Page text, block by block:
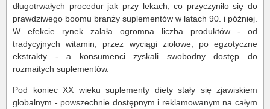
długotrwałych procedur jak przy lekach, co przyczyniło się do
prawdziwego boomu branży suplementów w latach 90. i później.
W efekcie rynek zalała ogromna liczba produktów - od
tradycyjnych witamin, przez wyciągi ziołowe, po egzotyczne
ekstrakty - a konsumenci zyskali swobodny dostęp do
rozmaitych suplementów.
Pod koniec XX wieku suplementy diety stały się zjawiskiem
globalnym - powszechnie dostępnym i reklamowanym na całym